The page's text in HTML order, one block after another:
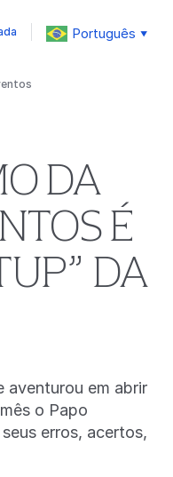
Português ▼
DA
É
DA
aventurou em abrir
o Papo
erros, acertos,